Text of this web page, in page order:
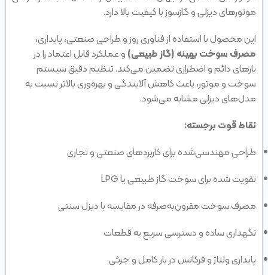
موتورهای دیزلی و گازسوز با کیفیت بالا دارد.
این محصول با استفاده از فناوری روز و طراحی صنعتی، پایداری،
مصرف سوخت بهینه‌ (گاز طبیعی)و عملکرد قابل اعتماد را در
بارهای دائم و اضطراری تضمین می‌کند. تنظیم دقیق سیستم
سوخت و موتور، باعث کاهش آلایندگی و بهره‌وری بالاتر نسبت به
مدل‌های دیزلی مشابه می‌شود.
نقاط قوت برجسته:
طراحی مهندسی‌شده برای کاربردهای صنعتی و تجاری
تقویت شده برای سوخت گاز طبیعی یا LPG
مصرف سوخت مقرون‌به‌صرفه در مقایسه با دیزل سنتی
نگهداری ساده و دسترسی سریع به قطعات
پایداری ولتاژ و فرکانس در بار کامل و جزئی